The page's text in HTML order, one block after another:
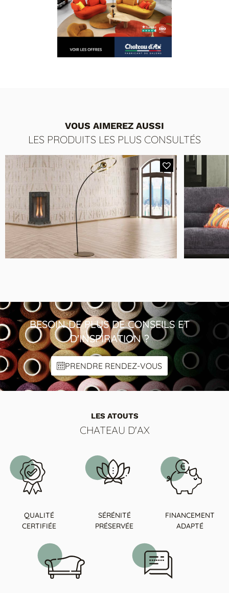
VOUS AIMEREZ AUSSI
LES PRODUITS LES PLUS CONSULTÉS
Lampadaire en Métal Minimaliste
BESOIN DE PLUS DE CONSEILS ET
D'INSPIRATION ?
PRENDRE RENDEZ-VOUS
LES ATOUTS
CHATEAU D'AX
QUALITÉ
CERTIFIÉE
SÉRÉNITÉ
PRÉSERVÉE
FINANCEMENT
ADAPTÉ